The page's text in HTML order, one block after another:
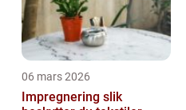
06 mars 2026
Impregnering slik